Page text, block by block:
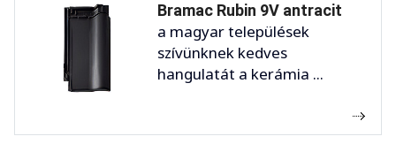
Bramac Rubin 9V antracit
a magyar települések
szívünknek kedves
hangulatát a kerámia ...